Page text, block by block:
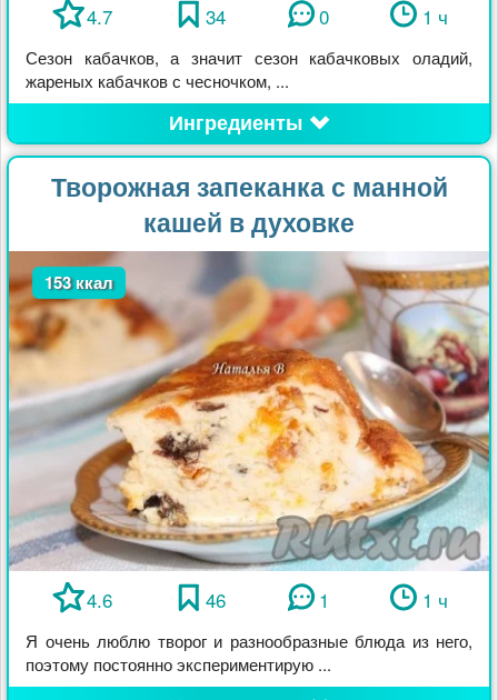
4.7 34 0 1 ч
Сезон кабачков, а значит сезон кабачковых оладий,
жареных кабачков с чесночком, ...
Ингредиенты
Творожная запеканка с манной
кашей в духовке
153 ккал
4.6 46 1 1 ч
Я очень люблю творог и разнообразные блюда из него,
поэтому постоянно экспериментирую ...